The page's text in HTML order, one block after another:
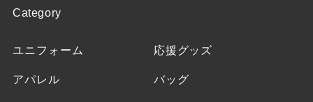
Category
ユニフォーム 応援グッズ
アパレル バッグ